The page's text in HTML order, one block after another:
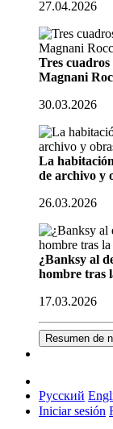
27.04.2026
Tres
Magnani
30.03.2026
La
de archivo y
26.03.2026
¿Banksy al
hombre tras
17.03.2026
Resumen de
Русский
Iniciar sesión